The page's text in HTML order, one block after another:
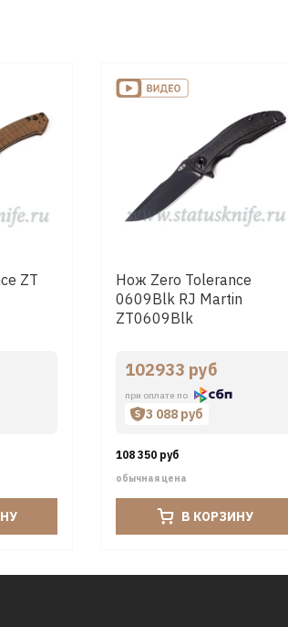
ZT
Нож Zero Tolerance
0609Blk RJ Martin
ZT0609Blk
102933 руб
при оплате по
3 088 руб
108 350 руб
обычная цена
В КОРЗИНУ